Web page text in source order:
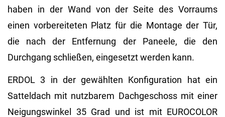
haben in der Wand von der Seite des Vorraums
einen vorbereiteten Platz für die Montage der Tür,
die nach der Entfernung der Paneele, die den
Durchgang schließen, eingesetzt werden kann.
ERDOL 3 in der gewählten Konfiguration hat ein
Satteldach mit nutzbarem Dachgeschoss mit einer
Neigungswinkel 35 Grad und ist mit EUROCOLOR